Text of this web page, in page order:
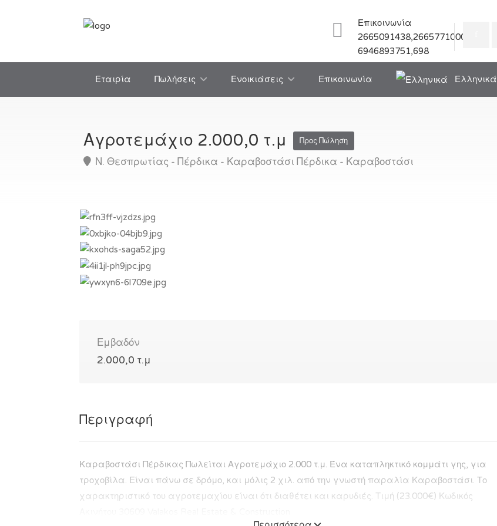
Επικοινωνία
2665091438,2665771000
6946893751,698
Εταιρία Πωλήσεις Ενοικιάσεις Επικοινωνία Ελληνικά
Αγροτεμάχιο 2.000,0 τ.μ Προς Πώληση
Ν. Θεσπρωτίας - Πέρδικα - Καραβοστάσι Πέρδικα - Καραβοστάσι
Εμβαδόν
2.000,0 τ.μ
Περιγραφή
Καραβοστάσι Πέρδικας Πωλείται Αγροτεμάχιο 2.000 τ.μ. Ένα καταπληκτικό κομμάτι γης, για
τροχοβίλα. Είναι πάνω σε δρόμο, και μόλις 2 χιλ. από την γνωστή παραλία Καραβοστάσι. Το
χαρακτηριστικό του αγροτεμαχίου είναι ότι διαθέτει και καρυδιές. Τιμή (23.000€) Κωδικός